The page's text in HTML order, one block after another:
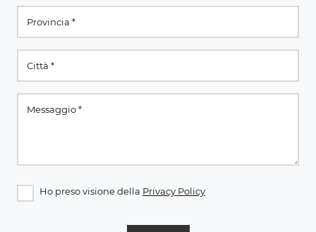
Ho preso visione della Privacy Policy